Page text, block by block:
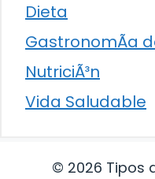
Dieta
GastronomÃ­a
NutriciÃ³n
Vida Saludable
© 2026 Tipos